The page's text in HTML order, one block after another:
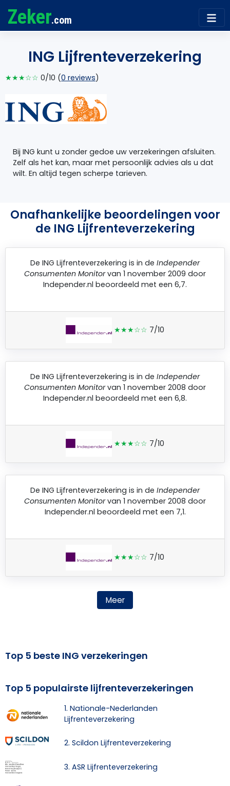
Zeker.com
ING Lijfrenteverzekering
★★★☆☆ 0/10 (0 reviews)
Bij ING kunt u zonder gedoe uw verzekeringen afsluiten.
Zelf als het kan, maar met persoonlijk advies als u dat
wilt. En altijd tegen scherpe tarieven.
Onafhankelijke beoordelingen voor
de ING Lijfrenteverzekering
De ING Lijfrenteverzekering is in de Independer
Consumenten Monitorvan 1 november 2009 door
Independer.nl beoordeeld met een 6,7.
★★★☆☆ 7/10
De ING Lijfrenteverzekering is in de Independer
Consumenten Monitorvan 1 november 2008 door
Independer.nl beoordeeld met een 6,8.
★★★☆☆ 7/10
De ING Lijfrenteverzekering is in de Independer
Consumenten Monitorvan 1 november 2008 door
Independer.nl beoordeeld met een 7,1.
★★★☆☆ 7/10
Meer
Top 5 beste ING verzekeringen
Top 5 populairste lijfrenteverzekeringen
1. Nationale-Nederlanden
Lijfrenteverzekering
2. Scildon Lijfrenteverzekering
3. ASR Lijfrenteverzekering